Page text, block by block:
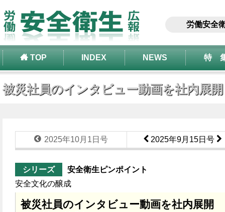
労働安全
TOP INDEX NEWS 特
被災社員のインタビュー動画を社内展
2025年10月1日号 2025年9月15日号
シリーズ
安全衛生ピンポイント
安全文化の醸成
被災社員のインタビュー動画を社内展開